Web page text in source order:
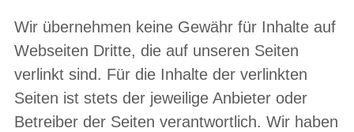
Wir übernehmen keine Gewähr für Inhalte auf
Webseiten Dritte, die auf unseren Seiten
verlinkt sind. Für die Inhalte der verlinkten
Seiten ist stets der jeweilige Anbieter oder
Betreiber der Seiten verantwortlich. Wir haben